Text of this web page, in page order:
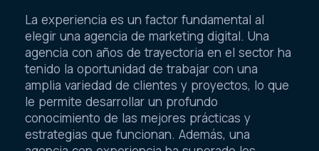
La experiencia es un factor fundamental al
elegir una agencia de marketing digital. Una
agencia con años de trayectoria en el sector ha
tenido la oportunidad de trabajar con una
amplia variedad de clientes y proyectos, lo que
le permite desarrollar un profundo
conocimiento de las mejores prácticas y
estrategias que funcionan. Además, una